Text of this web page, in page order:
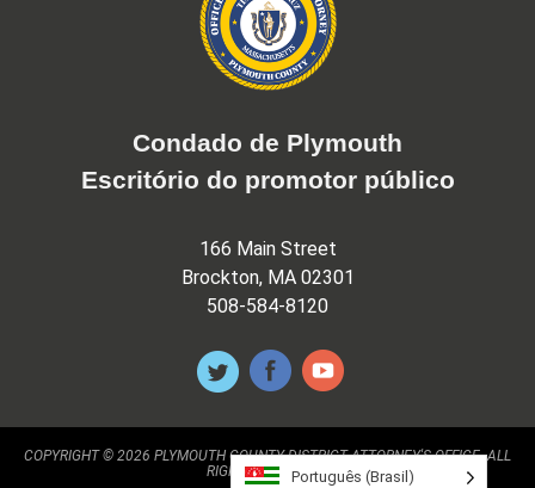
Condado de Plymouth
Escritório do promotor público
166 Main Street
Brockton, MA 02301
508-584-8120
COPYRIGHT © 2026 PLYMOUTH COUNTY DISTRICT ATTORNEY'S OFFICE. ALL
RIGHTS RESERVED.Português (Brasil)